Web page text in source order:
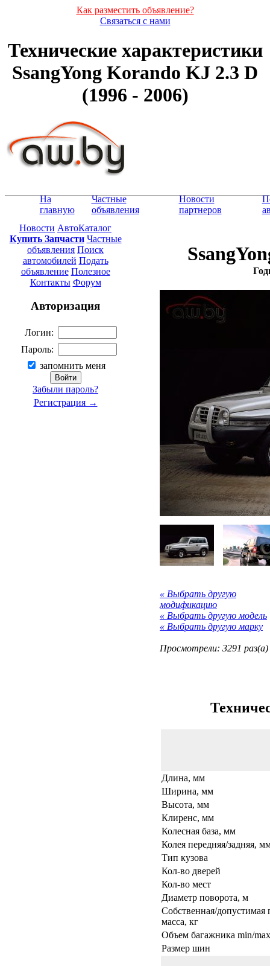
Как разместить объявление?
Связаться с нами
Технические характеристики
SsangYong Korando KJ 2.3 D
(1996 - 2006)
На
главную
Частные
объявления
Новости
партнеров
Новости АвтоКаталог
Купить Запчасти Частные
объявления Поиск
автомобилей Подать
объявление Полезное
Контакты Форум
Авторизация
Логин:
Пароль:
запомнить меня
Забыли пароль?
Регистрация →
« Выбрать другую
модификацию
« Выбрать другую модель
« Выбрать другую марку
Просмотрели: 3291 раз(а)
Длина, мм
Ширина, мм
Высота, мм
Клиренс, мм
Колесная база, мм
Колея передняя/задняя,
Тип кузова
Кол-во дверей
Кол-во мест
Диаметр поворота, м
Собственная/допустимая
масса, кг
Объем багажника min/
Размер шин